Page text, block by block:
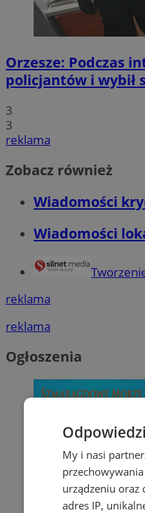
Orzesze: Podczas
policjantów i wybił
3
3
reklama
Zobacz również
Wiadomości
Wiadomości
reklama
reklama
Ogłoszenia
My i nasi
urządzeniu oraz
adres IP,